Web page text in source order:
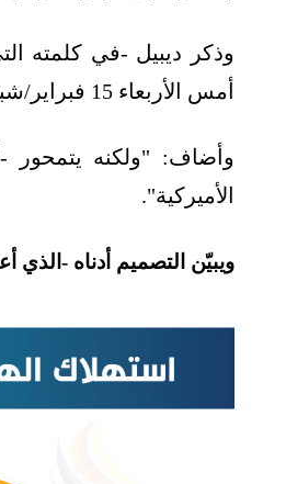
وذكر ديبيل -في كلمته
أمس الأربعاء 15 فبراير/شباط (2023)-: "الأمر لا يمكن اختزاله في المال فحسب".
وأضاف: "ولكنه يتمحور -
الأميركية".
ويبيّن التصميم أدناه -